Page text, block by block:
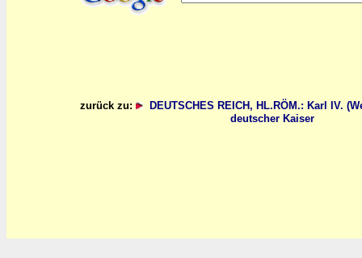
zurück zu:
DEUTSCHES REICH, HL.RÖM.: Karl IV.
deutscher Kaiser